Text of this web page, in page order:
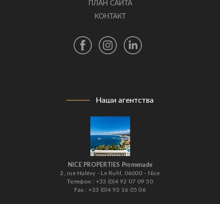
ПЛАН САЙТА
КОНТАКТ
Наши агентства
NICE PROPERTIES Promenade
2, rue Halévy - Le Ruhl, 06000 - Nice
Телефон : +33 (0)4 92 07 09 50
Fax : +33 (0)4 93 16 05 06